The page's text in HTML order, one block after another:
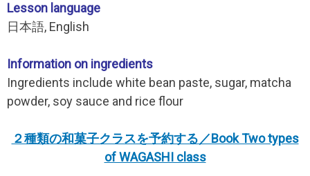
Lesson language
日本語, English
Information on ingredients
Ingredients include white bean paste, sugar, matcha
powder, soy sauce and rice flour
２種類の和菓子クラスを予約する／Book Two types
of WAGASHI class